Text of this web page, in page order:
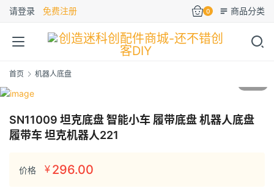
请登录 免费注册 0 商品分类
首页 机器人底盘
SN11009 坦克底盘 智能小车 履带底盘 机器人底盘
履带车 坦克机器人221
价格 ¥ 296.00